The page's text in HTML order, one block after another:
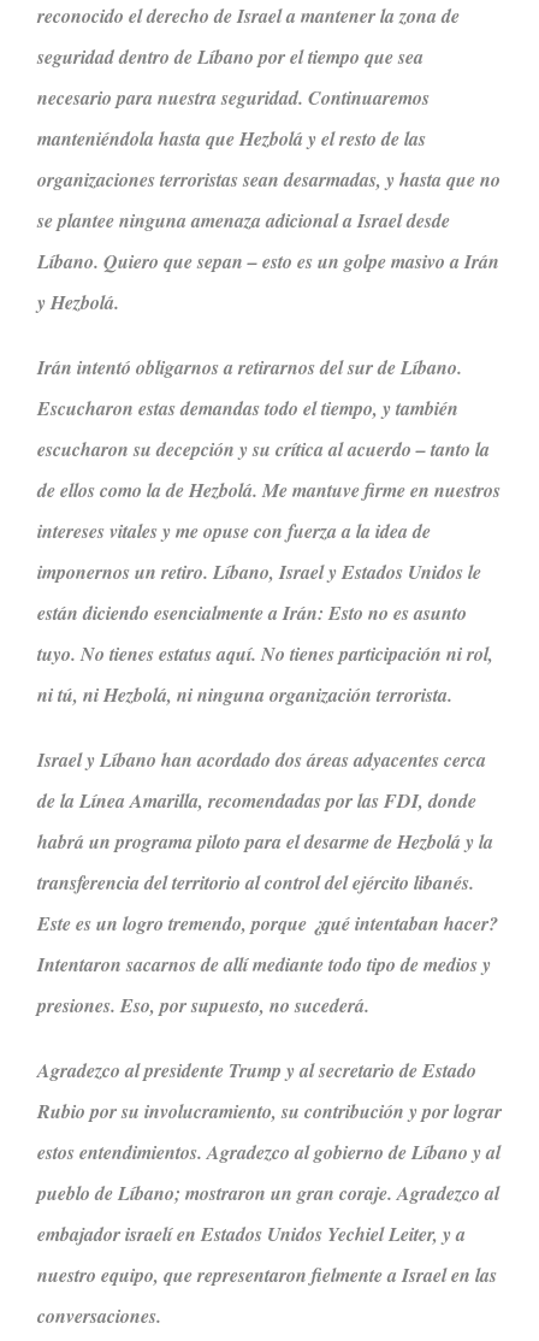
reconocido el derecho de Israel a mantener la zona de
seguridad dentro de Líbano por el tiempo que sea
necesario para nuestra seguridad. Continuaremos
manteniéndola hasta que Hezbolá y el resto de las
organizaciones terroristas sean desarmadas, y hasta que no
se plantee ninguna amenaza adicional a Israel desde
Líbano. Quiero que sepan – esto es un golpe masivo a Irán
y Hezbolá.
Irán intentó obligarnos a retirarnos del sur de Líbano.
Escucharon estas demandas todo el tiempo, y también
escucharon su decepción y su crítica al acuerdo – tanto la
de ellos como la de Hezbolá. Me mantuve firme en nuestros
intereses vitales y me opuse con fuerza a la idea de
imponernos un retiro. Líbano, Israel y Estados Unidos le
están diciendo esencialmente a Irán: Esto no es asunto
tuyo. No tienes estatus aquí. No tienes participación ni rol,
ni tú, ni Hezbolá, ni ninguna organización terrorista.
Israel y Líbano han acordado dos áreas adyacentes cerca
de la Línea Amarilla, recomendadas por las FDI, donde
habrá un programa piloto para el desarme de Hezbolá y la
transferencia del territorio al control del ejército libanés.
Este es un logro tremendo, porque ¿qué intentaban hacer?
Intentaron sacarnos de allí mediante todo tipo de medios y
presiones. Eso, por supuesto, no sucederá.
Agradezco al presidente Trump y al secretario de Estado
Rubio por su involucramiento, su contribución y por lograr
estos entendimientos. Agradezco al gobierno de Líbano y al
pueblo de Líbano; mostraron un gran coraje. Agradezco al
embajador israelí en Estados Unidos Yechiel Leiter, y a
nuestro equipo, que representaron fielmente a Israel en las
conversaciones.